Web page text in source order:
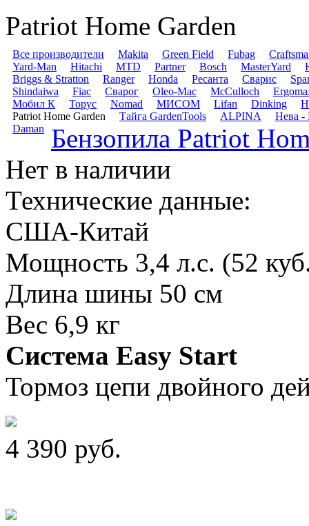
Patriot Home Garden
Все производители Makita Green Field Fubag
Yard-Man
Hitachi MTD Partner Bosch MasterYard
Briggs & Stratton
Ranger Honda Ресанта Сварис
Shindaiwa
Fiac Сварог Oleo-Mac McCulloch
Мобил К
Торус Nomad МИСОМ Lifan Dinking
Patriot Home Garden
Тайга GardenTools ALPINA
Нева -
Daman
Бензопила Patriot
Нет в наличии
Технические данные:
США-Китай
Мощность 3,4 л.с. (52
Длина шины 50 см
Вес 6,9 кг
Система Easy Start
Тормоз цепи двойного
4 390 руб.